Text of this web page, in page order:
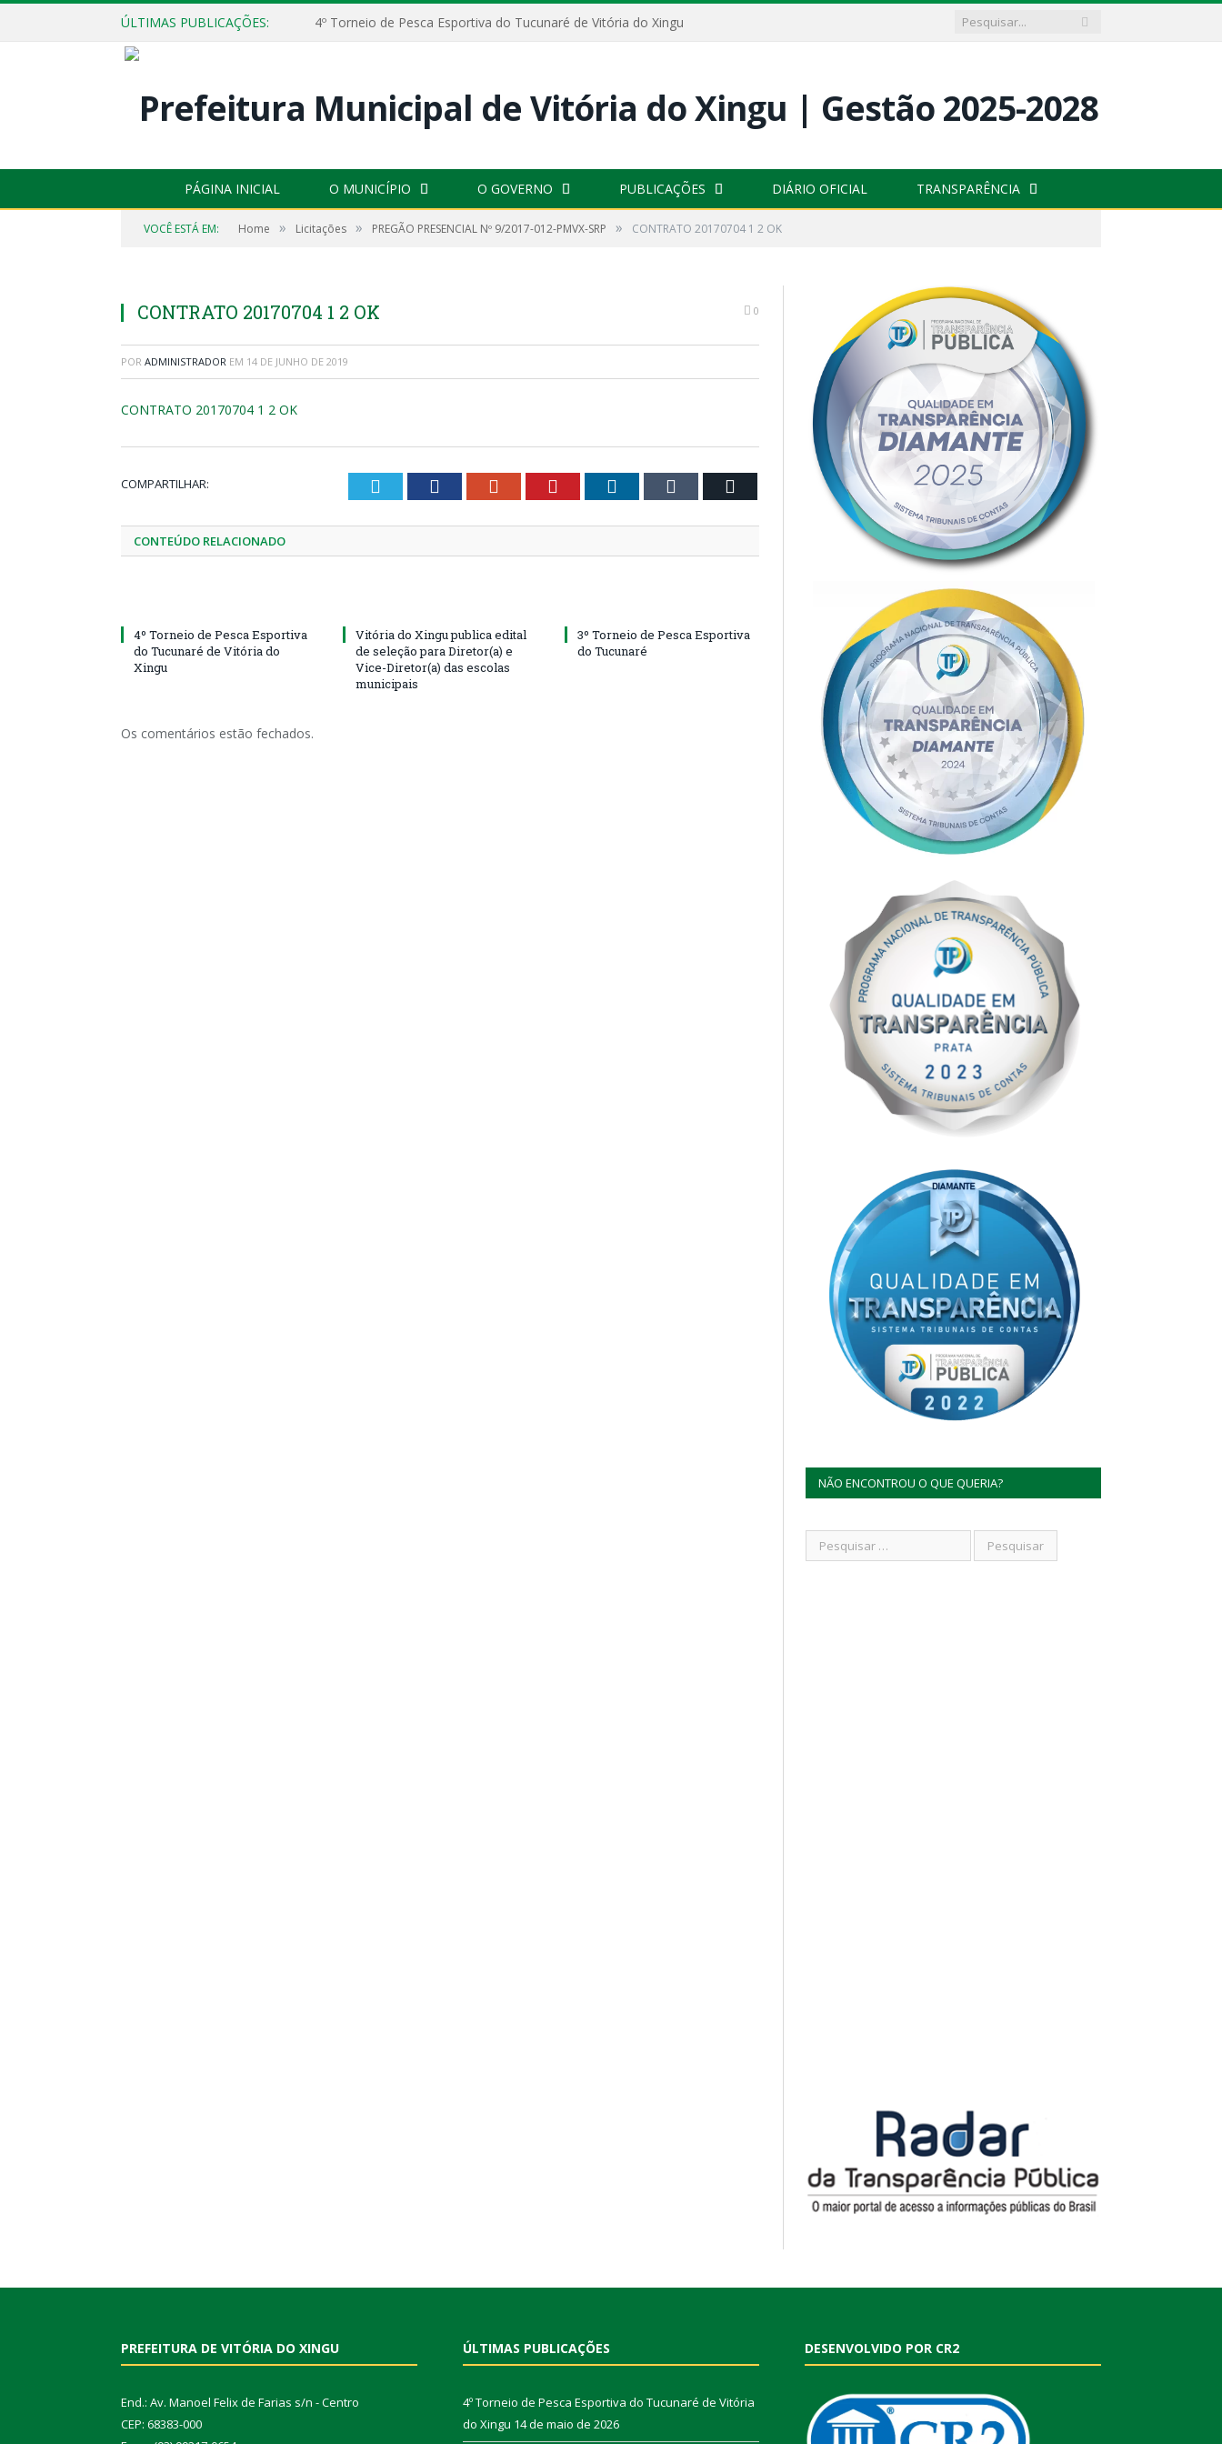
ÚLTIMAS PUBLICAÇÕES: 4º Torneio de Pesca Esportiva do Tucunaré de Vitória do Xingu
PÁGINA INICIAL O MUNICÍPIO O GOVERNO PUBLICAÇÕES DIÁRIO OFICIAL TRANSPARÊNCIA
VOCÊ ESTÁ EM: Home » Licitações » PREGÃO PRESENCIAL Nº 9/2017-012-PMVX-SRP » CONTRATO 20170704 1 2 OK
CONTRATO 20170704 1 2 OK 0
POR ADMINISTRADOR EM 14 DE JUNHO DE 2019
CONTRATO 20170704 1 2 OK
COMPARTILHAR: Twitter Facebook Google+ Pinterest LinkedIn Tumblr
CONTEÚDO RELACIONADO
4º Torneio de Pesca Esportiva
do Tucunaré de Vitória do
Xingu
Vitória do Xingu publica edital
de seleção para Diretor(a) e
Vice-Diretor(a) das escolas
municipais
3º Torneio de Pesca Esportiva
do Tucunaré
Os comentários estão fechados.
NÃO ENCONTROU O QUE QUERIA?
PREFEITURA DE VITÓRIA DO XINGU
End.: Av. Manoel Felix de Farias s/n - Centro
CEP: 68383-000
ÚLTIMAS PUBLICAÇÕES
4º Torneio de Pesca Esportiva do Tucunaré de Vitória
do Xingu 14 de maio de 2026
DESENVOLVIDO POR CR2